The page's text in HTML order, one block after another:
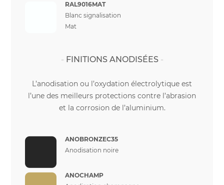
RAL9016MAT
Blanc signalisation
Mat
FINITIONS ANODISÉES
L’anodisation ou l’oxydation électrolytique est
l’une des meilleurs protections contre l’abrasion
et la corrosion de l’aluminium.
ANOBRONZEC35
Anodisation noire
ANOCHAMP